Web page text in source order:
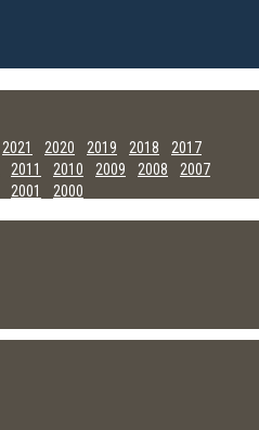
2021 2020 2019 2018
2017
2011 2010 2009 2008
2007
2001
2000